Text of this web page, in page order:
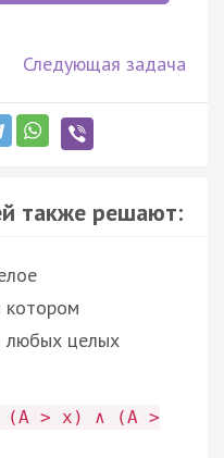
Следующая задача
также решают:
котором
любых целых
(A > x) ∧ (A >